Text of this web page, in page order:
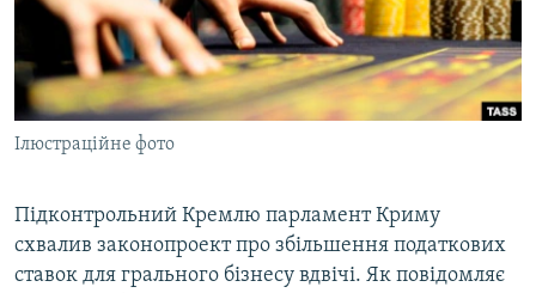
ВІДЕОУРОКИ «ELIFBE»
СВІДЧЕННЯ ОКУПАЦІЇ
УКРАЇНСЬКА ПРОБЛЕМА КРИМУ
ІНФОГРАФІКА
Русский
Qırımtatar
ДОЛУЧАЙСЯ!
Усі сайти RFE/RL
Ілюстраційне фото
Підконтрольний Кремлю парламент Криму
схвалив законопроект про збільшення податкових
ставок для грального бізнесу вдвічі. Як повідомляє